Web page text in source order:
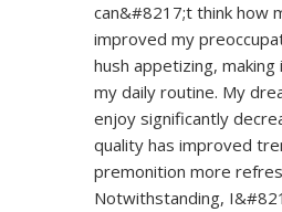
can&#8217;t think how
improved my
hush appetizing,
my daily routine. My
enjoy significantly
quality has improved
premonition more
Notwithstanding,